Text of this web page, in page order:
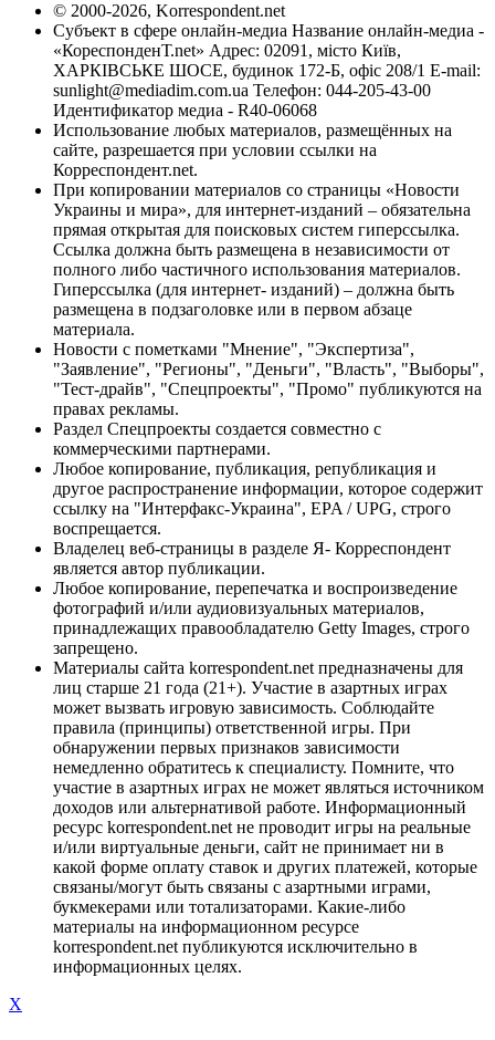
© 2000-2026, Korrespondent.net
Субъект в сфере онлайн-медиа Название онлайн-медиа -
«КореспонденТ.net» Адрес: 02091, місто Київ,
ХАРКІВСЬКЕ ШОСЕ, будинок 172-Б, офіс 208/1 E-mail:
sunlight@mediadim.com.ua Телефон: 044-205-43-00
Идентификатор медиа - R40-06068
Использование любых материалов, размещённых на
сайте, разрешается при условии ссылки на
Корреспондент.net.
При копировании материалов со страницы «Новости
Украины и мира», для интернет-изданий – обязательна
прямая открытая для поисковых систем гиперссылка.
Ссылка должна быть размещена в независимости от
полного либо частичного использования материалов.
Гиперссылка (для интернет- изданий) – должна быть
размещена в подзаголовке или в первом абзаце
материала.
Новости с пометками "Мнение", "Экспертиза",
"Заявление", "Регионы", "Деньги", "Власть", "Выборы",
"Тест-драйв", "Спецпроекты", "Промо" публикуются на
правах рекламы.
Раздел Спецпроекты создается совместно с
коммерческими партнерами.
Любое копирование, публикация, републикация и
другое распространение информации, которое содержит
ссылку на "Интерфакс-Украина", EPA / UPG, строго
воспрещается.
Владелец веб-страницы в разделе Я- Корреспондент
является автор публикации.
Любое копирование, перепечатка и воспроизведение
фотографий и/или аудиовизуальных материалов,
принадлежащих правообладателю Getty Images, строго
запрещено.
Материалы сайта korrespondent.net предназначены для
лиц старше 21 года (21+). Участие в азартных играх
может вызвать игровую зависимость. Соблюдайте
правила (принципы) ответственной игры. При
обнаружении первых признаков зависимости
немедленно обратитесь к специалисту. Помните, что
участие в азартных играх не может являться источником
доходов или альтернативой работе. Информационный
ресурс korrespondent.net не проводит игры на реальные
и/или виртуальные деньги, сайт не принимает ни в
какой форме оплату ставок и других платежей, которые
связаны/могут быть связаны с азартными играми,
букмекерами или тотализаторами. Какие-либо
материалы на информационном ресурсе
korrespondent.net публикуются исключительно в
информационных целях.
X